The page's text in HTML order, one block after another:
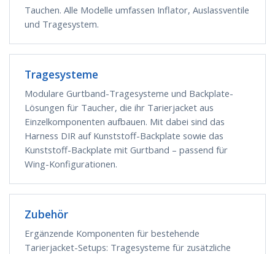
Tauchen. Alle Modelle umfassen Inflator, Auslassventile
und Tragesystem.
Tragesysteme
Modulare Gurtband-Tragesysteme und Backplate-
Lösungen für Taucher, die ihr Tarierjacket aus
Einzelkomponenten aufbauen. Mit dabei sind das
Harness DIR auf Kunststoff-Backplate sowie das
Kunststoff-Backplate mit Gurtband – passend für
Wing-Konfigurationen.
Zubehör
Ergänzende Komponenten für bestehende
Tarierjacket-Setups: Tragesysteme für zusätzliche